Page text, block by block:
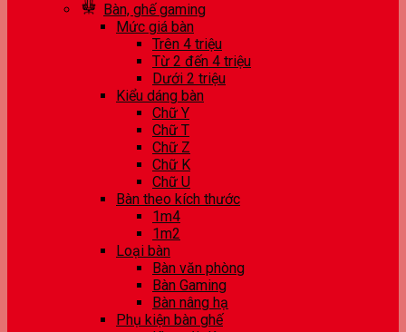
Bàn, ghế gaming
Mức giá bàn
Trên 4 triệu
Từ 2 đến 4 triệu
Dưới 2 triệu
Kiểu dáng bàn
Chữ Y
Chữ T
Chữ Z
Chữ K
Chữ U
Bàn theo kích thước
1m4
1m2
Loại bàn
Bàn văn phòng
Bàn Gaming
Bàn nâng hạ
Phụ kiện bàn ghế